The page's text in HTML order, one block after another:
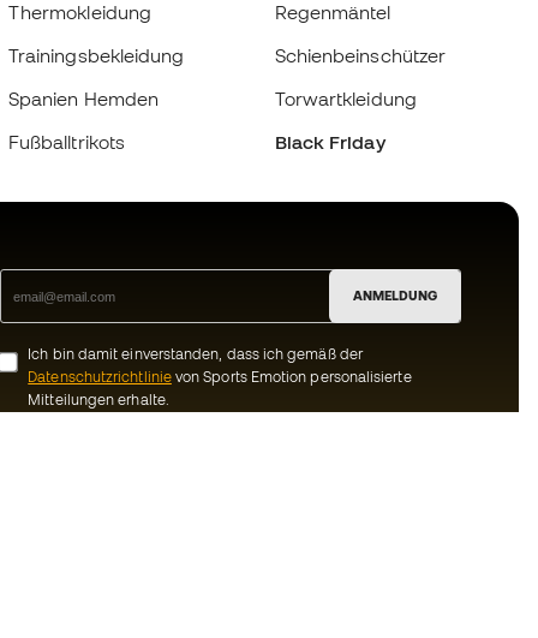
Thermokleidung
Trainingsbekleidung
Spanien Hemden
Fußballtrikots
Regenmäntel
Schienbeinschützer
Torwartkleidung
Black Friday
ANMELDUNG
Ich bin damit einverstanden, dass ich gemäß der
Datenschutzrichtlinievon Sports Emotion personalisierte
Mitteilungen erhalte.